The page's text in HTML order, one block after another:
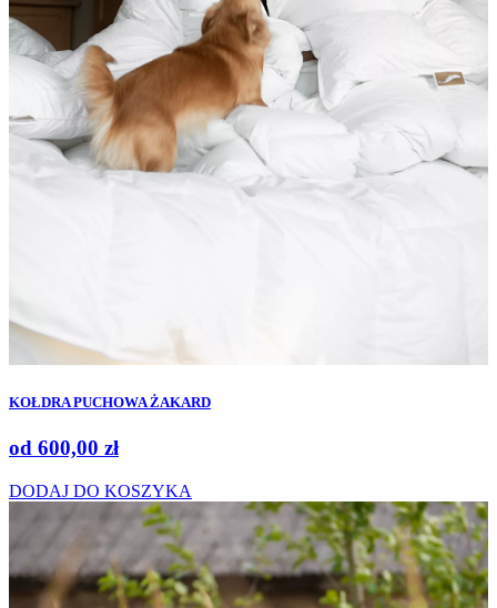
KOŁDRA PUCHOWA ŻAKARD
od 600,00 zł
DODAJ DO KOSZYKA